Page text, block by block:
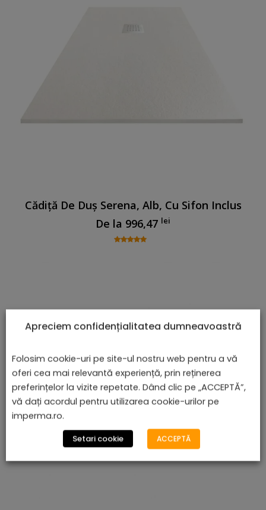
Cădiță De Duș Serena, Alb, Cu Sifon Inclus
De la 996,47 lei
Apreciem confidențialitatea dumneavoastră
Folosim cookie-uri pe site-ul nostru web pentru a vă
oferi cea mai relevantă experiență, prin reținerea
preferințelor la vizite repetate. Dând clic pe „ACCEPTĂ”,
vă dați acordul pentru utilizarea cookie-urilor pe
imperma.ro.
Setari cookie ACCEPTĂ